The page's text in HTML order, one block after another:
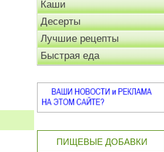
Каши
Десерты
Лучшие рецепты
Быстрая еда
ПИЩЕВЫЕ ДОБАВКИ